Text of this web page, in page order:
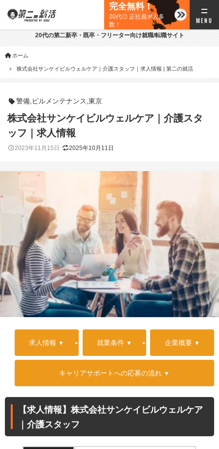
完全無料！
20代◎ 正社員求人多
数！
20代の第二新卒・既卒・フリーター向け就職/転職サイト
ホーム
株式会社サンケイビルウェルケア｜介護スタッフ｜求人情報 | 第二の就活
警備, ビルメンテナンス 東京
株式会社サンケイビルウェルケア｜介護スタ
ッフ｜求人情報
2023年11月15日 2025年10月11日
求人情報 就業条件 企業概要
キャリアサポートへの応募の流れ
【求人情報】株式会社サンケイビルウェルケア
｜介護スタッフ